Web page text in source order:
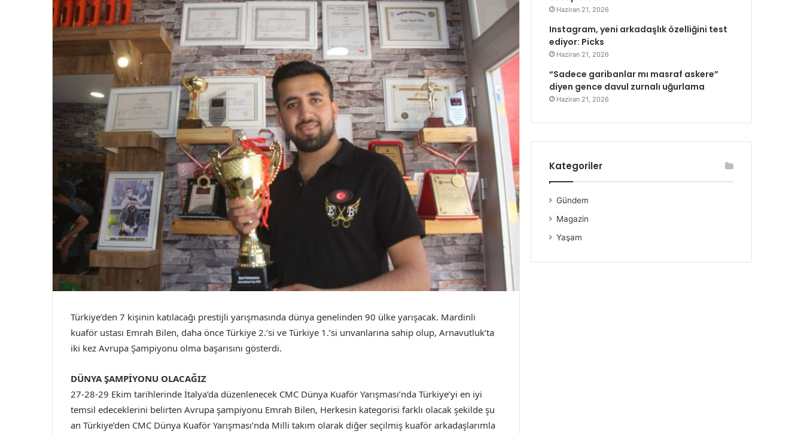
Türkiye’den 7 kişinin katılacağı prestijli yarışmasında dünya genelinden 90 ülke yarışacak. Mardinli
kuaför ustası Emrah Bilen, daha önce Türkiye 2.’si ve Türkiye 1.’si unvanlarına sahip olup, Arnavutluk’ta
iki kez Avrupa Şampiyonu olma başarısını gösterdi.
DÜNYA ŞAMPİYONU OLACAĞIZ
27-28-29 Ekim tarihlerinde İtalya’da düzenlenecek CMC Dünya Kuaför Yarışması’nda Türkiye’yi en iyi
temsil edeceklerini belirten Avrupa şampiyonu Emrah Bilen, Herkesin kategorisi farklı olacak şekilde şu
an Türkiye’den CMC Dünya Kuaför Yarışması’nda Milli takım olarak diğer seçilmiş kuaför arkadaşlarımla
Haziran 21, 2026
Instagram, yeni arkadaşlık özelliğini test
ediyor: Picks
Haziran 21, 2026
“Sadece garibanlar mı masraf askere”
diyen gence davul zurnalı uğurlama
Haziran 21, 2026
Kategoriler
Gündem
Magazin
Yaşam